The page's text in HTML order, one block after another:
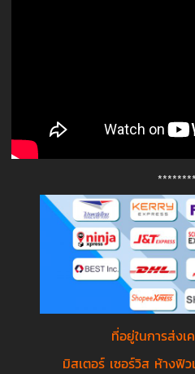
ที่อยู่ในการส่งเ
มิสเตอร์ เซอร์วิส ห้างฟิ